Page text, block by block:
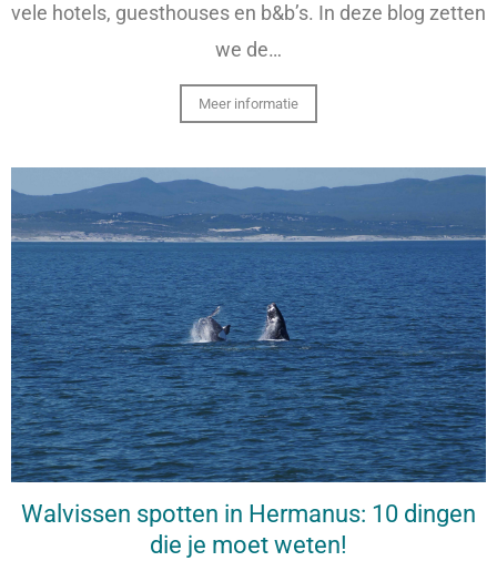
vele hotels, guesthouses en b&b’s. In deze blog zetten
we de…
Meer informatie
Walvissen spotten in Hermanus: 10 dingen
die je moet weten!